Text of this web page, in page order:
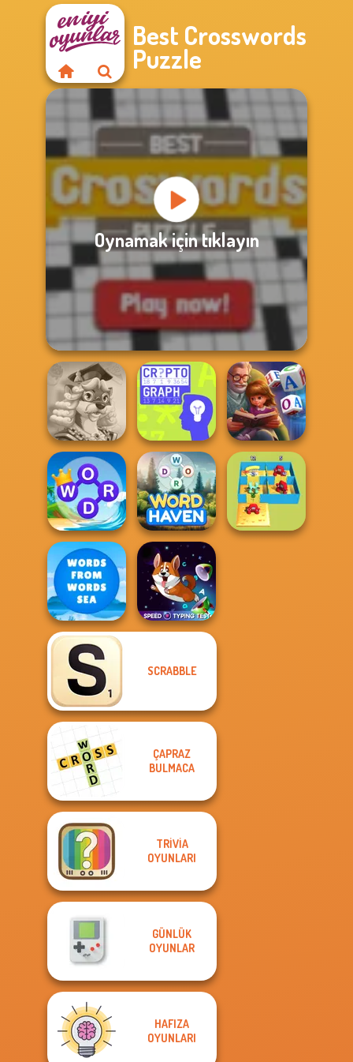
Best Crosswords
Puzzle
Oynamak için tıklayın
Words With Prof.
Wisely
Cryptograph
Word Scramble:
Family Tales
Word Connect
Puzzle
Word Haven
Words From
Words: Sea
Speed Typing
SCRABBLE
ÇAPRAZ
BULMACA
TRIVIA
OYUNLARI
GÜNLÜK
OYUNLAR
HAFIZA
OYUNLARI